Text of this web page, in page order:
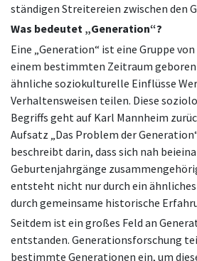
ständigen Streitereien zwischen den
Was bedeutet „Generation“?
Eine „Generation“ ist eine Gruppe
einem bestimmten Zeitraum geboren
ähnliche soziokulturelle Einflüsse
Verhaltensweisen teilen. Diese
Begriffs geht auf Karl Mannheim
Aufsatz „Das Problem der
beschreibt darin, dass sich nah
Geburtenjahrgänge
entsteht nicht nur durch ein
durch gemeinsame historische
Seitdem ist ein großes Feld an
entstanden. Generationsforschung
bestimmte Generationen ein, um